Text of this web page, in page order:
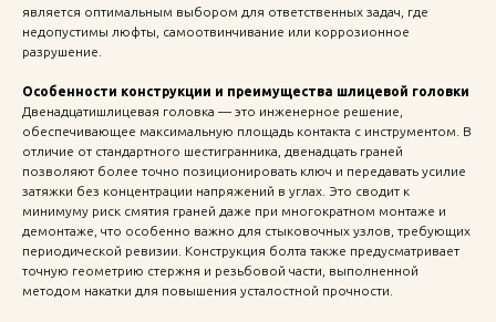
является оптимальным выбором для ответственных задач, где
недопустимы люфты, самоотвинчивание или коррозионное
разрушение.
Особенности конструкции и преимущества шлицевой головки
Двенадцатишлицевая головка — это инженерное решение,
обеспечивающее максимальную площадь контакта с инструментом. В
отличие от стандартного шестигранника, двенадцать граней
позволяют более точно позиционировать ключ и передавать усилие
затяжки без концентрации напряжений в углах. Это сводит к
минимуму риск смятия граней даже при многократном монтаже и
демонтаже, что особенно важно для стыковочных узлов, требующих
периодической ревизии. Конструкция болта также предусматривает
точную геометрию стержня и резьбовой части, выполненной
методом накатки для повышения усталостной прочности.